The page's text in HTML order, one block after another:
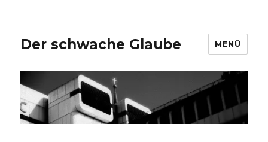
Der schwache Glaube MENÜ